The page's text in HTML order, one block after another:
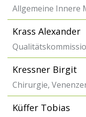
Allgemeine Innere
Krass Alexander
Kressner Birgit
Chirurgie,
Küffer Tobias